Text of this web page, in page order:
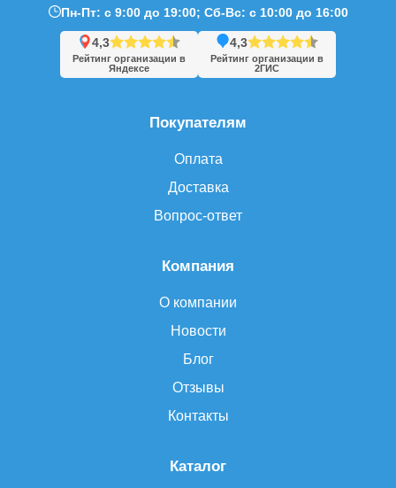
Каталог
Компания
О компании
Новости
Блог
Отзывы
Контакты
Покупателям
Оплата
Доставка
Вопрос-ответ
Пн-Пт: с 9:00 до 19:00; Сб-Вс: с 10:00 до 16:00
4,3
Рейтинг организации в
Яндексе
4,3
Рейтинг организации в
2ГИС